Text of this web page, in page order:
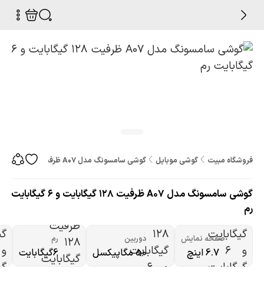
فروشگاه مبیت گوشی موبایل گوشی سامسونگ مدل A07 ظرفیت 128 گیگابایت و 6 گیگابایت رم
گوشی سامسونگ مدل A07 ظرفیت 128 گیگابایت و 6 گیگابایت
رم
صفحه نمایش
6.7 اینچ
دوربین
50 مگاپیکسل
رم
6گیگابایت